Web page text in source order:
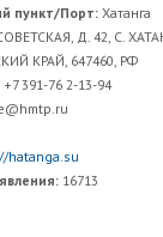
пункт/Порт: Хатанга
Д. 42, С.
КРАЙ, 647460, РФ
+7 391-76 2-13-94
hatanga.su
16713